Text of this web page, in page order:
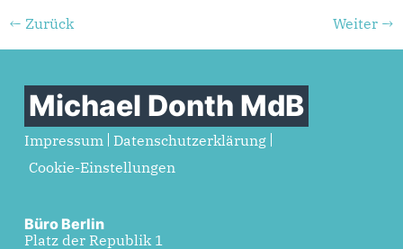
← Zurück Weiter →
Michael Donth MdB
Impressum
Datenschutzerklärung
Cookie-Einstellungen
Büro Berlin
Platz der Republik 1